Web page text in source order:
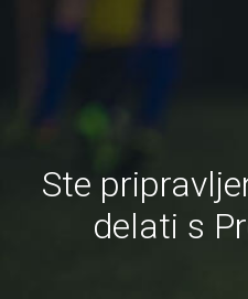
Ste
delati s